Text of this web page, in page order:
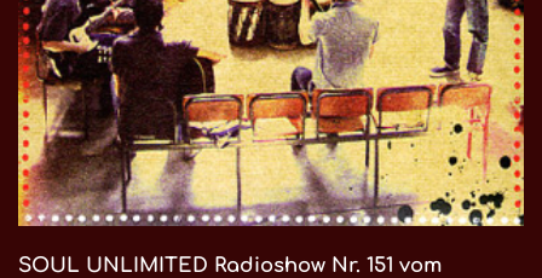
SOUL UNLIMITED Radioshow Nr. 151 vom